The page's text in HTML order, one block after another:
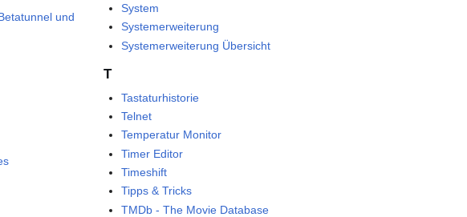
und
System
Systemerweiterung
Systemerweiterung Übersicht
T
Tastaturhistorie
Telnet
Temperatur Monitor
Timer Editor
Timeshift
Tipps & Tricks
TMDb - The Movie Database